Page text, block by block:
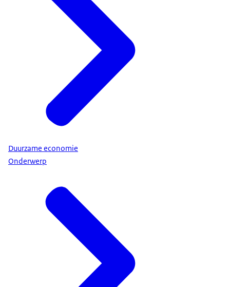
Duurzame economie
Onderwerp